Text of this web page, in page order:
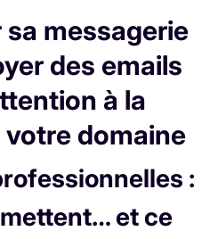
messagerie
des emails
à la
domaine
:
et ce